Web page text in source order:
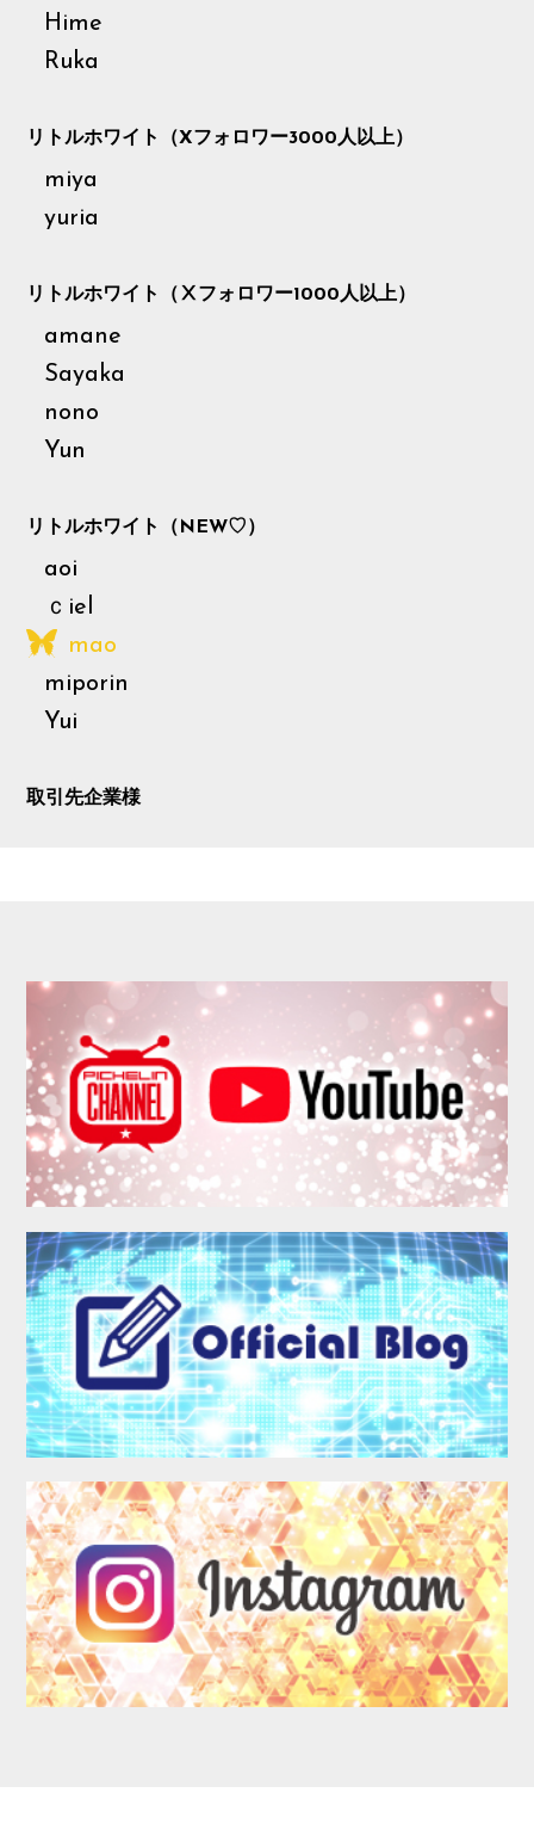
COMPANY
Hime
Ruka
リトルホワイト（Xフォロワー3000人以上）
miya
yuria
リトルホワイト（Ⅹフォロワー1000人以上）
amane
Sayaka
nono
Yun
リトルホワイト（NEW♡）
aoi
ｃiel
mao
miporin
Yui
取引先企業様